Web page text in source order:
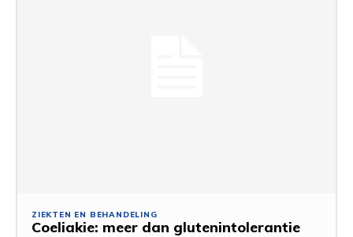
ZIEKTEN EN BEHANDELING
Coeliakie: meer dan glutenintolerantie